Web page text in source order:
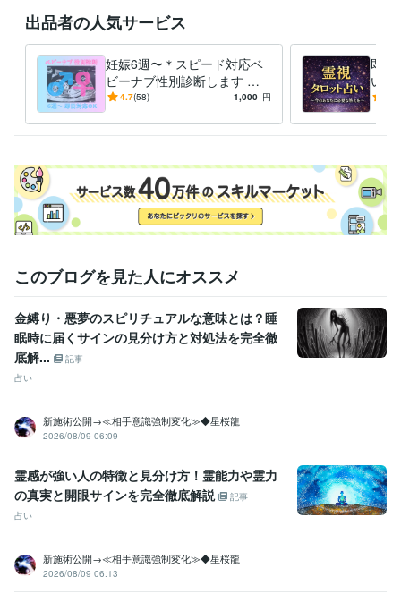
時間外にいただいたご相談は、翌日のご対応となる場合もございますの
でご了承ください。
経験職種
ライフスタイル・その他 / 占い師 経験年数 : 10年
ビジネス・クリエイティブツール
Excel:10年Word:10年CapCut:3年Adobe Illustrator:3年Canva:3年
タロットカード:10年 数秘術:7年
得意分野
占い 四柱推命・算命学による運命鑑定 エコー写真による性別予測
語学力
英語 日常会話レベル
出品者の人気サービス
妊娠6週〜＊スピード対応ベ
ビーナブ性別診断します 『
妊娠初期のドキドキに、やさ
4.7(58) 1,000 円
即日
い｜
たに
このブログを見た人にオススメ
金縛り・悪夢のスピリチュアルな意味とは？睡
眠時に届くサインの見分け方と対処法を完全徹
底解...
記事
占い
新施術公開→≪相手意識強制変化≫◆星桜龍
2026/08/09 06:09
霊感が強い人の特徴と見分け方！霊能力や霊力
の真実と開眼サインを完全徹底解説
記事
占い
新施術公開→≪相手意識強制変化≫◆星桜龍
2026/08/09 06:13